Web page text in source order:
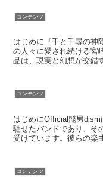
コンテンツ
はじめに『千と千尋の神
の人々に愛され続ける宮
品は、現実と幻想が交錯
コンテンツ
はじめにOfficial髭男
馳せたバンドであり、そ
受けています。彼らの楽
コンテンツ